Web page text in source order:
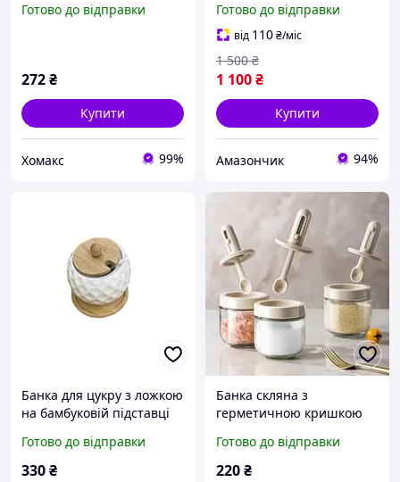
цукру, молока з кришкою-
Готово до відправки
272₴
Купити
Хомакс 99%
прямокутні прозорі банки
для цукру, кави, круп,
макаронів
Готово до відправки
від 110₴/міс
1 100₴
1 500 ₴
Купити
Амазончик 94%
Банка для цукру з ложкою
на бамбуковій підставці
Готово до відправки
330₴
Банка скляна з
герметичною кришкою
Банка для спецій і цукру
GS227
Готово до відправки
220₴